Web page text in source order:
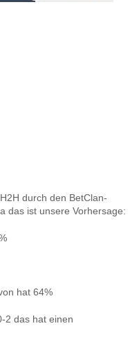
durch den BetClan-
das ist unsere Vorhersage:
hat 64%
2 das hat einen